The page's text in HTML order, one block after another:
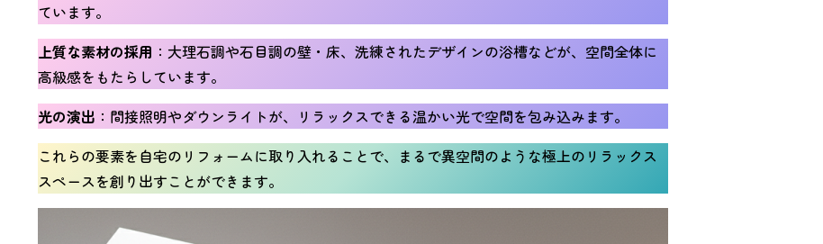
ています。
上質な素材の採用 ：大理石調や石目調の壁・床、洗練されたデザインの浴槽などが、空間全体に
高級感をもたらしています。
光の演出 ：間接照明やダウンライトが、リラックスできる温かい光で空間を包み込みます。
これらの要素を自宅のリフォームに取り入れることで、まるで異空間のような極上のリラックス
スペースを創り出すことができます。